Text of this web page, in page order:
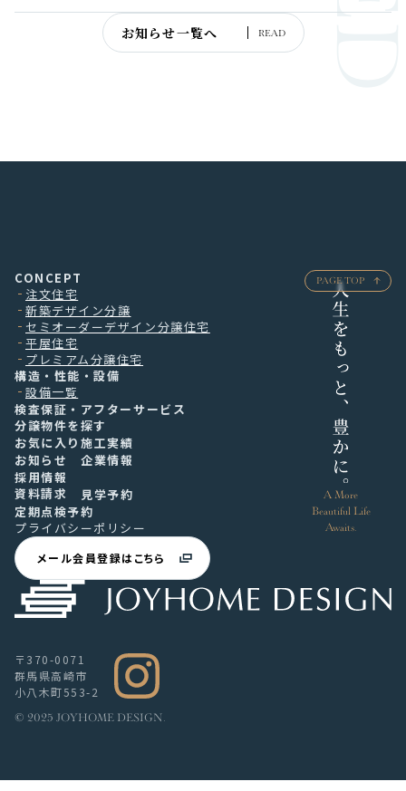
お知らせ一覧へ READ
A More
Beautiful Life
Awaits.
PAGE TOP
CONCEPT
注文住宅
新築デザイン分譲
セミオーダーデザイン分譲住宅
平屋住宅
プレミアム分譲住宅
構造・性能・設備
設備一覧
検査保証・アフターサービス
分譲物件を探す
お気に入り 施工実績
お知らせ
企業情報
採用情報
資料請求
見学予約
定期点検予約
プライバシーポリシー
メール会員登録はこちら
© 2025 JOYHOME DESIGN.
〒370-0071
群馬県高崎市
小八木町553-2